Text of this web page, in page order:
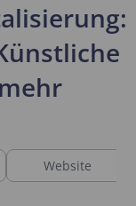
Website